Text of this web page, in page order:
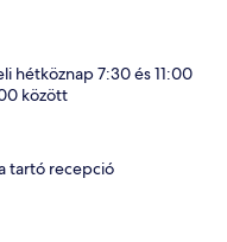
hétköznap 7:30 és 11:00
között
tartó recepció